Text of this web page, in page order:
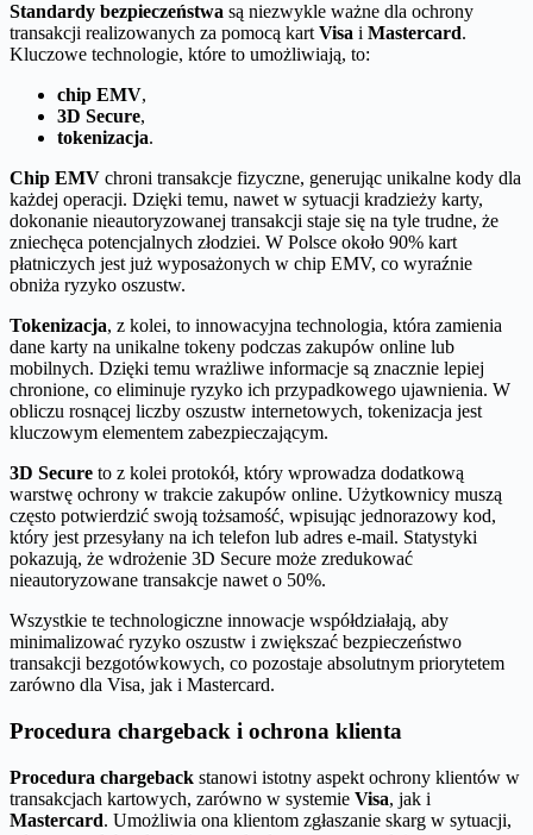
Standardy bezpieczeństwa są niezwykle ważne dla ochrony
transakcji realizowanych za pomocą kart Visa i Mastercard.
Kluczowe technologie, które to umożliwiają, to:
chip EMV,
3D Secure,
tokenizacja.
Chip EMV chroni transakcje fizyczne, generując unikalne kody dla
każdej operacji. Dzięki temu, nawet w sytuacji kradzieży karty,
dokonanie nieautoryzowanej transakcji staje się na tyle trudne, że
zniechęca potencjalnych złodziei. W Polsce około 90% kart
płatniczych jest już wyposażonych w chip EMV, co wyraźnie
obniża ryzyko oszustw.
Tokenizacja, z kolei, to innowacyjna technologia, która zamienia
dane karty na unikalne tokeny podczas zakupów online lub
mobilnych. Dzięki temu wrażliwe informacje są znacznie lepiej
chronione, co eliminuje ryzyko ich przypadkowego ujawnienia. W
obliczu rosnącej liczby oszustw internetowych, tokenizacja jest
kluczowym elementem zabezpieczającym.
3D Secure to z kolei protokół, który wprowadza dodatkową
warstwę ochrony w trakcie zakupów online. Użytkownicy muszą
często potwierdzić swoją tożsamość, wpisując jednorazowy kod,
który jest przesyłany na ich telefon lub adres e-mail. Statystyki
pokazują, że wdrożenie 3D Secure może zredukować
nieautoryzowane transakcje nawet o 50%.
Wszystkie te technologiczne innowacje współdziałają, aby
minimalizować ryzyko oszustw i zwiększać bezpieczeństwo
transakcji bezgotówkowych, co pozostaje absolutnym priorytetem
zarówno dla Visa, jak i Mastercard.
Procedura chargeback i ochrona klienta
Procedura chargeback stanowi istotny aspekt ochrony klientów w
transakcjach kartowych, zarówno w systemie Visa, jak i
Mastercard. Umożliwia ona klientom zgłaszanie skarg w sytuacji,